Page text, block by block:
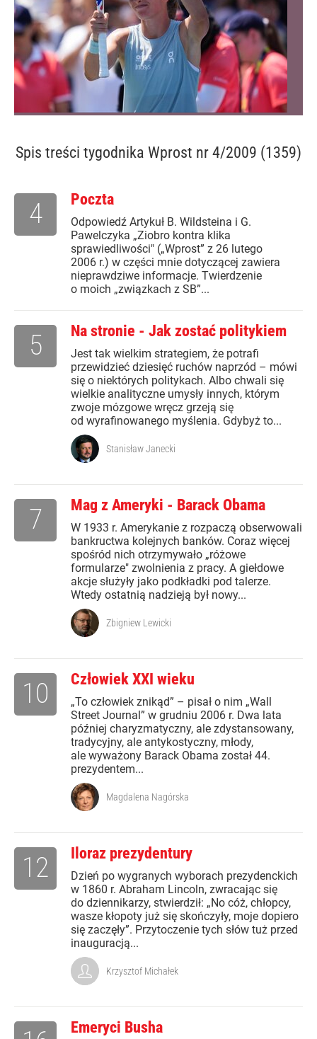
Spis treści tygodnika Wprost nr 4/2009 (1359)
Poczta
Odpowiedź Artykuł B. Wildsteina i G.
Pawelczyka „Ziobro kontra klika
sprawiedliwości" („Wprost” z 26 lutego
2006 r.) w części mnie dotyczącej zawiera
nieprawdziwe informacje. Twierdzenie
o moich „związkach z SB”...
4
Na stronie - Jak zostać politykiem
Jest tak wielkim strategiem, że potrafi
przewidzieć dziesięć ruchów naprzód – mówi
się o niektórych politykach. Albo chwali się
wielkie analityczne umysły innych, którym
zwoje mózgowe wręcz grzeją się
od wyrafinowanego myślenia. Gdybyż to...
5
Stanisław Janecki
Mag z Ameryki - Barack Obama
W 1933 r. Amerykanie z rozpaczą obserwowali
bankructwa kolejnych banków. Coraz więcej
spośród nich otrzymywało „różowe
formularze" zwolnienia z pracy. A giełdowe
akcje służyły jako podkładki pod talerze.
Wtedy ostatnią nadzieją był nowy...
7
Zbigniew Lewicki
Człowiek XXI wieku
„To człowiek znikąd” – pisał o nim „Wall
Street Journal” w grudniu 2006 r. Dwa lata
później charyzmatyczny, ale zdystansowany,
tradycyjny, ale antykostyczny, młody,
ale wyważony Barack Obama został 44.
prezydentem...
10
Magdalena Nagórska
Iloraz prezydentury
Dzień po wygranych wyborach prezydenckich
w 1860 r. Abraham Lincoln, zwracając się
do dziennikarzy, stwierdził: „No cóż, chłopcy,
wasze kłopoty już się skończyły, moje dopiero
się zaczęły”. Przytoczenie tych słów tuż przed
inauguracją...
12
Krzysztof Michałek
Emeryci Busha